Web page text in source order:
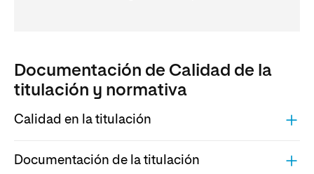
Documentación de Calidad de la
titulación y normativa
Calidad en la titulación
COMPOSICIÓN DE LA UCT
Documentación de la titulación